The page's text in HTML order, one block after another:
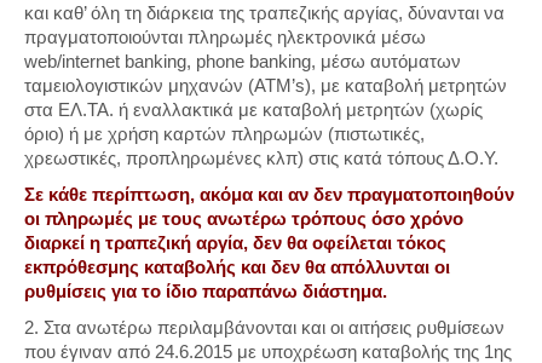
και καθ’ όλη τη διάρκεια της τραπεζικής αργίας, δύνανται να
πραγματοποιούνται πληρωμές ηλεκτρονικά μέσω
web/internet banking, phone banking, μέσω αυτόματων
ταμειολογιστικών μηχανών (ΑΤΜ’s), με καταβολή μετρητών
στα ΕΛ.ΤΑ. ή εναλλακτικά με καταβολή μετρητών (χωρίς
όριο) ή με χρήση καρτών πληρωμών (πιστωτικές,
χρεωστικές, προπληρωμένες κλπ) στις κατά τόπους Δ.Ο.Υ.
Σε κάθε περίπτωση, ακόμα και αν δεν πραγματοποιηθούν
οι πληρωμές με τους ανωτέρω τρόπους όσο χρόνο
διαρκεί η τραπεζική αργία, δεν θα οφείλεται τόκος
εκπρόθεσμης καταβολής και δεν θα απόλλυνται οι
ρυθμίσεις για το ίδιο παραπάνω διάστημα.
2. Στα ανωτέρω περιλαμβάνονται και οι αιτήσεις ρυθμίσεων
που έγιναν από 24.6.2015 με υποχρέωση καταβολής της 1ης